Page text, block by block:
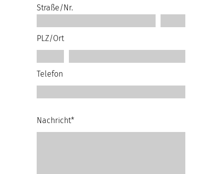
Straße/Nr.
PLZ/Ort
Telefon
Nachricht*